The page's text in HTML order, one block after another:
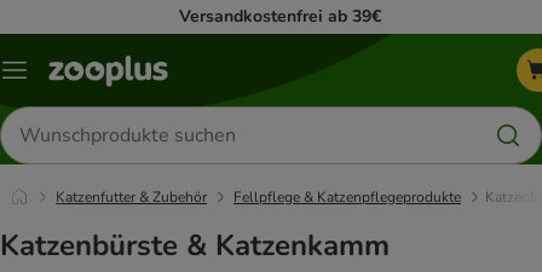
Versandkostenfrei ab 39€
Menü
Produkte
suchen
Katzenfutter & Zubehör Fellpflege & Katzenpflegeprodukte
Katzenbürste & Katzenkamm